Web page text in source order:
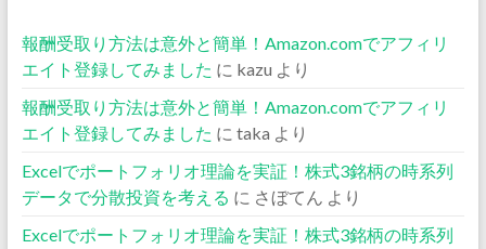
報酬受取り方法は意外と簡単！Amazon.comでアフィリ
エイト登録してみました に kazu より
報酬受取り方法は意外と簡単！Amazon.comでアフィリ
エイト登録してみました に taka より
Excelでポートフォリオ理論を実証！株式3銘柄の時系列
データで分散投資を考える に さぼてん より
Excelでポートフォリオ理論を実証！株式3銘柄の時系列